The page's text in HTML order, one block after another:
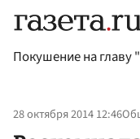
Покушение на главу
28 октября 2014 12:46